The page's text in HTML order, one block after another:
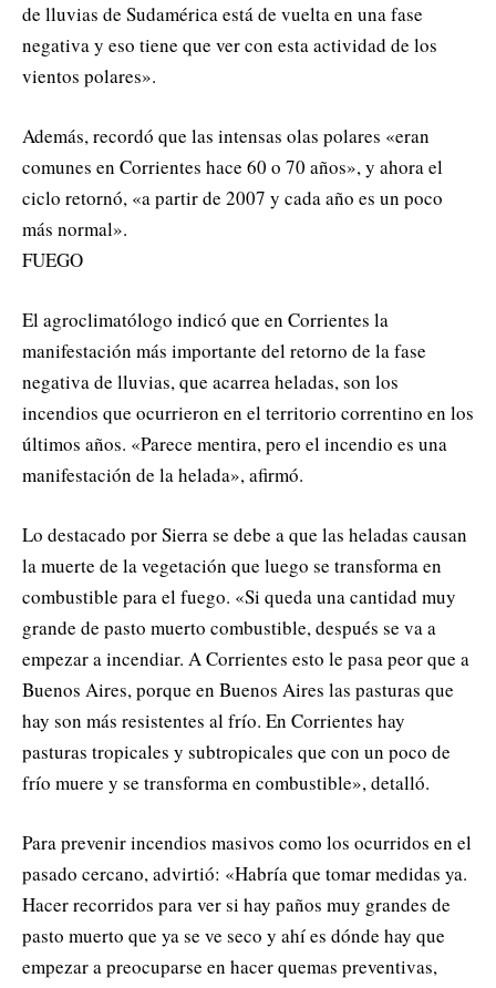
de lluvias de Sudamérica está de vuelta en una fase
negativa y eso tiene que ver con esta actividad de los
vientos polares».
Además, recordó que las intensas olas polares «eran
comunes en Corrientes hace 60 o 70 años», y ahora el
ciclo retornó, «a partir de 2007 y cada año es un poco
más normal».
FUEGO
El agroclimatólogo indicó que en Corrientes la
manifestación más importante del retorno de la fase
negativa de lluvias, que acarrea heladas, son los
incendios que ocurrieron en el territorio correntino en los
últimos años. «Parece mentira, pero el incendio es una
manifestación de la helada», afirmó.
Lo destacado por Sierra se debe a que las heladas causan
la muerte de la vegetación que luego se transforma en
combustible para el fuego. «Si queda una cantidad muy
grande de pasto muerto combustible, después se va a
empezar a incendiar. A Corrientes esto le pasa peor que a
Buenos Aires, porque en Buenos Aires las pasturas que
hay son más resistentes al frío. En Corrientes hay
pasturas tropicales y subtropicales que con un poco de
frío muere y se transforma en combustible», detalló.
Para prevenir incendios masivos como los ocurridos en el
pasado cercano, advirtió: «Habría que tomar medidas ya.
Hacer recorridos para ver si hay paños muy grandes de
pasto muerto que ya se ve seco y ahí es dónde hay que
empezar a preocuparse en hacer quemas preventivas,